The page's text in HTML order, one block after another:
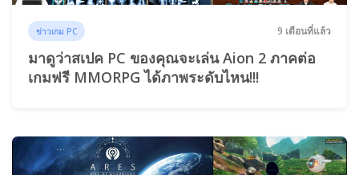
ข่าวเกม PC 9 เดือนที่แล้ว
มาดูว่าสเปค PC ของคุณจะเล่น Aion 2 ภาคต่อ
เกมฟรี MMORPG ได้ภาพระดับไหน!!!